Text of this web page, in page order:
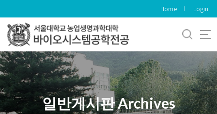
로
메
뉴
Home Login
일반게시판 Archives